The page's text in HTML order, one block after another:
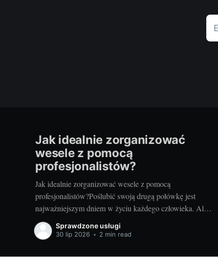
Jak idealnie zorganizować
wesele z pomocą
profesjonalistów?
Jak idealnie zorganizować wesele z pomocą
profesjonalistów?Poślubić swoją drugą połówkę jest
najważniejszym dniem w życiu każdego człowieka. Ale
zanim to nastąpi, stajemy przed wielkim wyzwaniem –
jak zorganizować ten najważniejszy dzień? Czy warto
drogie? Dziś postaram się odpowiedzieć na te pytania.
Sprawdzone usługi
30 lip 2026 • 2 min read